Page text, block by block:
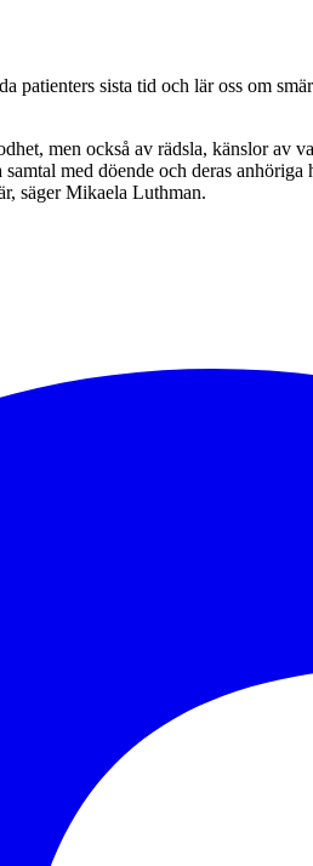
sista tid och lär oss om
men också av rädsla, känslor av
med döende och deras
säger Mikaela Luthman.